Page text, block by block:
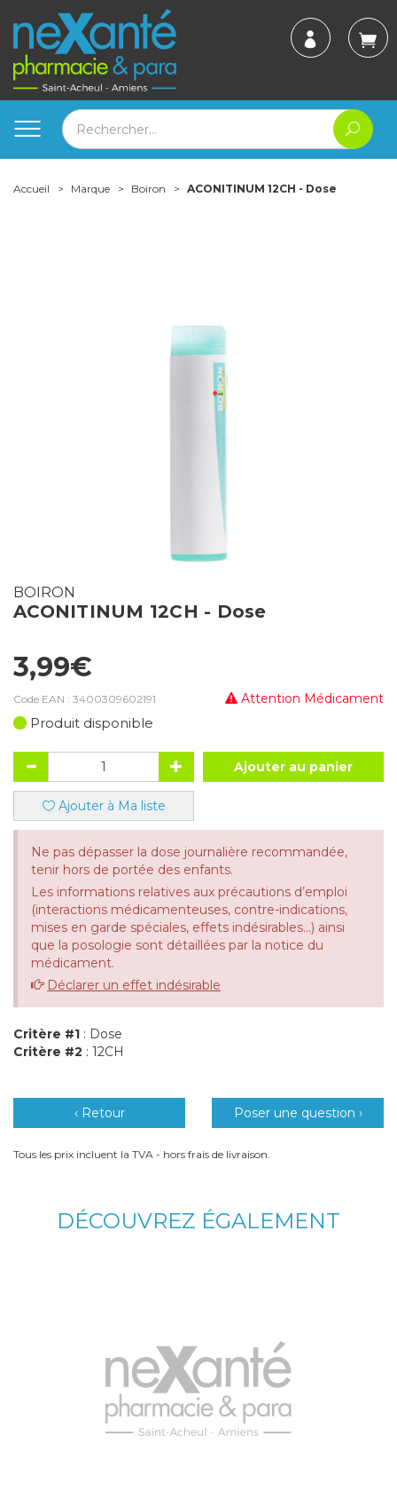
Accueil Marque Boiron ACONITINUM 12CH - Dose
BOIRON
ACONITINUM 12CH - Dose
3,99€
Attention Médicament
Code EAN : 3400309602191
Produit disponible
Ajouter au panier
Ajouter à Ma liste
Ne pas dépasser la dose journalière recommandée,
tenir hors de portée des enfants.
Les informations relatives aux précautions d’emploi
(interactions médicamenteuses, contre-indications,
mises en garde spéciales, effets indésirables...) ainsi
que la posologie sont détaillées par la notice du
médicament.
Déclarer un effet indésirable
Critère #1 : Dose
Critère #2 : 12CH
‹ Retour Poser une question ›
Tous les prix incluent la TVA - hors frais de livraison.
DÉCOUVREZ ÉGALEMENT